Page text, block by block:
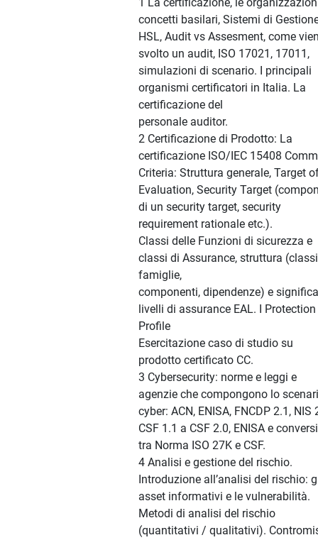
1 La certificazione, le
concetti basilari, Sistemi di
HSL, Audit vs Assesment, come
svolto un audit, ISO 17021, 17011,
simulazioni di scenario. I principali
organismi certificatori in Italia. La
certificazione del
personale auditor.
2 Certificazione di Prodotto: La
certificazione ISO/IEC 15408
Criteria: Struttura generale, Target
Evaluation, Security Target
di un security target, security
requirement rationale etc.).
Classi delle Funzioni di sicurezza e
classi di Assurance, struttura
famiglie,
componenti, dipendenze) e
livelli di assurance EAL. I Protection
Profile
Esercitazione caso di studio su
prodotto certificato CC.
3 Cybersecurity: norme e leggi e
agenzie che compongono lo
cyber: ACN, ENISA, FNCDP 2.1, NIS
CSF 1.1 a CSF 2.0, ENISA e
tra Norma ISO 27K e CSF.
4 Analisi e gestione del rischio.
Introduzione all’analisi del rischio:
asset informativi e le vulnerabilità.
Metodi di analisi del rischio
(quantitativi / qualitativi).